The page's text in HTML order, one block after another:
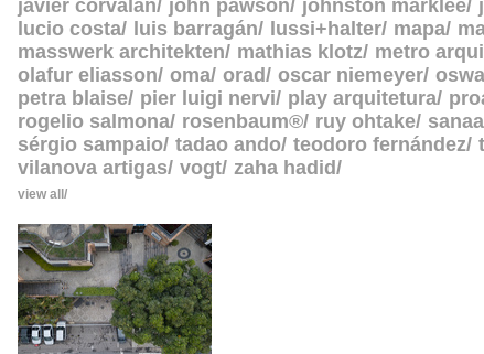
javier corvalan
john pawson johnston marklee
lucio costa
luis barragán lussi+halter mapa
masswerk architekten
mathias klotz metro
olafur eliasson oma orad oscar niemeyer
petra blaise pier luigi nervi play arquitetura
rogelio salmona rosenbaum® ruy ohtake sanaa
sérgio sampaio tadao ando teodoro fernández
vilanova artigas vogt zaha hadid
view all